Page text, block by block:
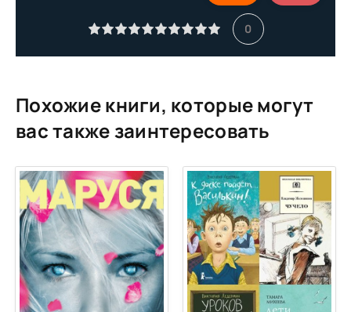
0
Похожие книги, которые могут
вас также заинтересовать